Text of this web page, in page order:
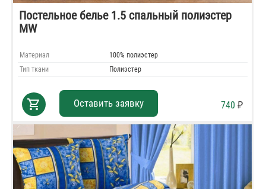
Постельное белье 1.5 спальный полиэстер
MW
Материал
100% полиэстер
Тип ткани
Полиэстер
shopping_cart Оставить заявку 740 ₽